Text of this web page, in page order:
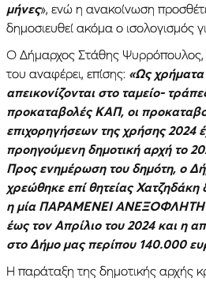
μήνες», ενώ η ανακοίνωση
δημοσιευθεί ακόμα ο ισολογισμός
Ο Δήμαρχος Στάθης
του αναφέρει, επίσης: «Ως χρήματα
απεικονίζονται στο ταμείο-
προκαταβολές ΚΑΠ, οι
επιχορηγήσεων της χρήσης 2024
προηγούμενη δημοτική αρχή το
Προς ενημέρωση του δημότη, ο
χρεώθηκε επί θητείας
η μία ΠΑΡΑΜΕΝΕΙ ΑΝΕΞΟΦΛΗΤΗ
έως τον Απρίλιο του 2024 και η
στο Δήμο μας περίπου 140.000
Η παράταξη της δημοτικής αρχής